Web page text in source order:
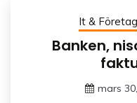
It & Företag
Banken,
mars